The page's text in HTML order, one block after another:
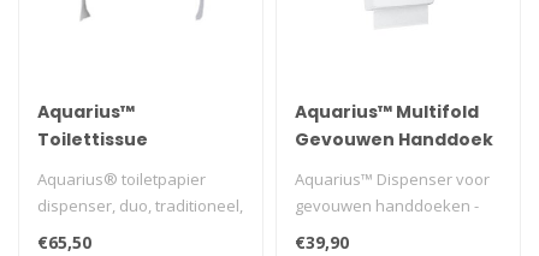
Aquarius™
Toilettissue
Dispenser - Kleine
rollen / Wit
Aquarius® toiletpapier
dispenser, duo, traditioneel,
wit, 180x298x130mm..
€65,50
Aquarius™ Multifold
Gevouwen Handdoek
Wit
Aquarius™ Dispenser voor
gevouwen handdoeken -
één witte dispenser voor
€39,90